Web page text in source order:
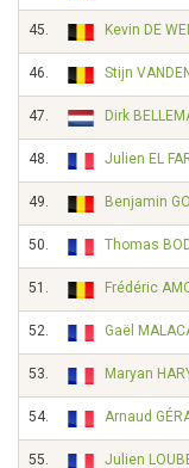
45. Kevin DE
46. Stijn
47. Dirk
48. Julien EL
49. Benjamin
50. Thomas
51. Frédéric
52. Gaël
53. Maryan
54. Arnaud
55. Julien